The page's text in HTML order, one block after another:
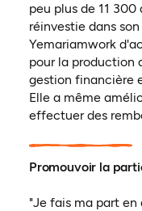
peu plus de 11
réinvestie dans
Yemariamwork
pour la production
gestion financière
Elle a même
effectuer des
Promouvoir la
"Je fais ma part